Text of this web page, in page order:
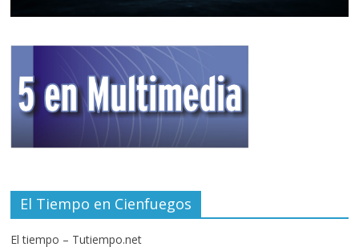
El Tiempo en Cienfuegos
El tiempo – Tutiempo.net